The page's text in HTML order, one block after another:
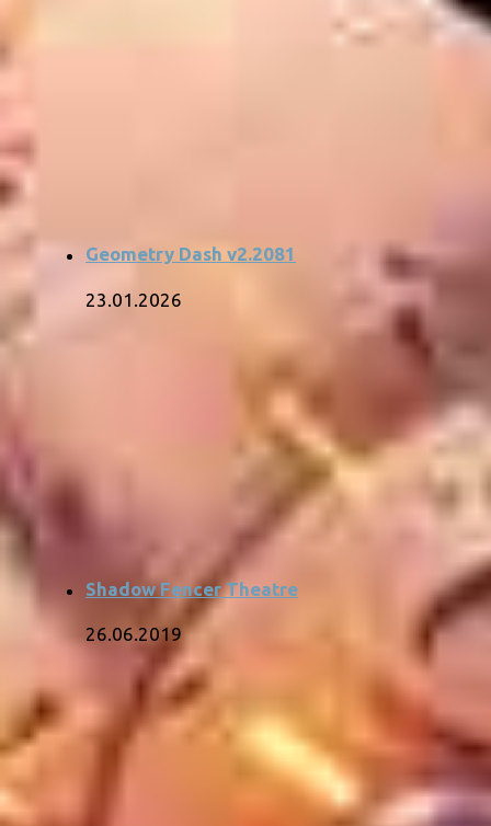
Geometry Dash v2.2081
23.01.2026
Shadow Fencer Theatre
26.06.2019